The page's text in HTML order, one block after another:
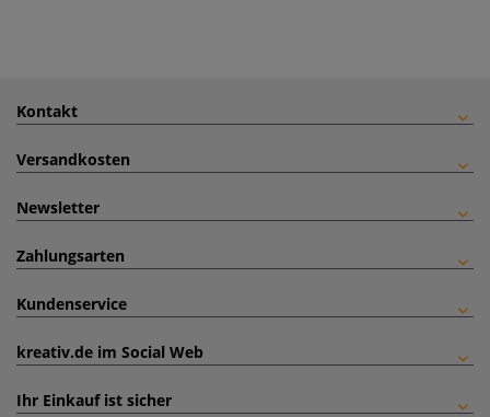
Kontakt
Versandkosten
Newsletter
Zahlungsarten
Kundenservice
kreativ.de im Social Web
Ihr Einkauf ist sicher